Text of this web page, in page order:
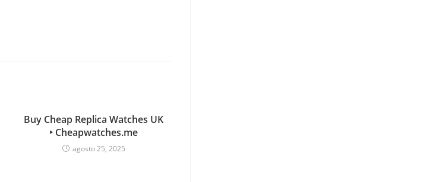
Buy Cheap Replica Watches UK
‣ Cheapwatches.me
agosto 25, 2025